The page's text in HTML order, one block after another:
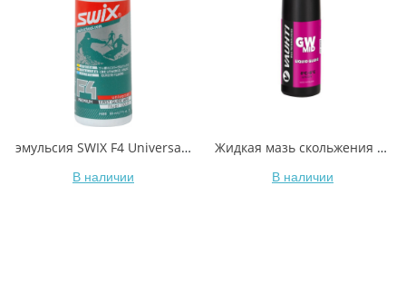
эмульсия SWIX F4 Universal Glide Wax, 80ml
В наличии
Жидкая мазь скольжения VAUHTI GW MID EV-341-LGWM +0/-5°C 80 мл
В наличии